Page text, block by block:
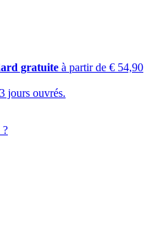
gratuite à partir de € 54,90
jours ouvrés.
?